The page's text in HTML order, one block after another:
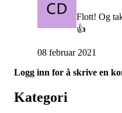
Flott! Og
👍
08 februar 2021
Logg inn for å skrive en
Kategori